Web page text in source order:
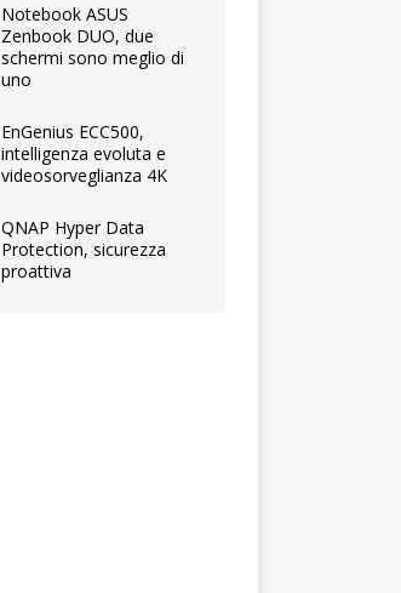
Notebook ASUS
Zenbook DUO, due
schermi sono meglio di
uno
EnGenius ECC500,
intelligenza evoluta e
videosorveglianza 4K
QNAP Hyper Data
Protection, sicurezza
proattiva